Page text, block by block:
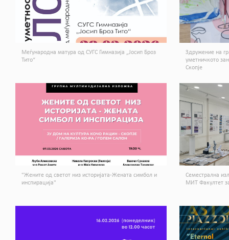
Меѓународна матура од СУГС Гимназија „Јосип Броз
Тито“
Здружение на
уметничкото
Скопје
"Жените од светот низ историјата-Жената симбол и
инспирација"
Семестрална
МИТ Факултет